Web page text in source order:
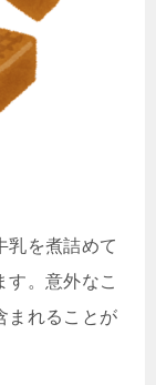
乳を煮詰めて
。意外なこ
まれることが